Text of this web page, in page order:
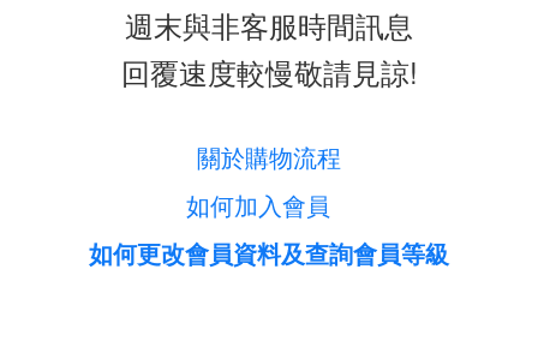
週末與非客服時間訊息
回覆速度較慢敬請見諒!
關於購物流程
如何加入會員
如何更改會員資料及查詢會員等級